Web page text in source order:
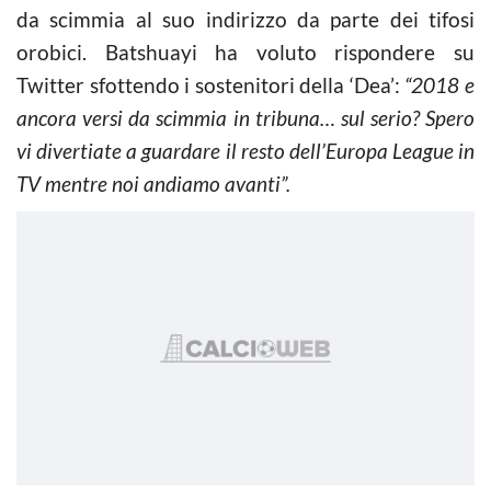
da scimmia al suo indirizzo da parte dei tifosi
orobici. Batshuayi ha voluto rispondere su
Twitter sfottendo i sostenitori della ‘Dea’: “2018 e
ancora versi da scimmia in tribuna… sul serio? Spero
vi divertiate a guardare il resto dell’Europa League in
TV mentre noi andiamo avanti”.